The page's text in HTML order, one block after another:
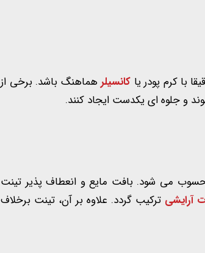
با کرم پودر یا کانسیلرهماهنگ باشد. برخی از
و جلوه ای یکدست ایجاد کنند.
محسوب می شود. بافت مایع و انعطاف پذیر تینت
آرایشی ترکیب گردد. علاوه بر آن، تینت برخلاف